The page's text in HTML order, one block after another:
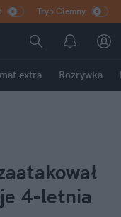
Tryb Ciemny
extra Rozrywka
4-letnia